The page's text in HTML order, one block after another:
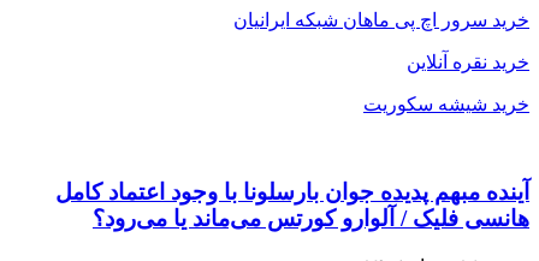
خرید سرور اچ پی ماهان شبکه ایرانیان
خرید نقره آنلاین
خرید شیشه سکوریت
آینده مبهم پدیده جوان بارسلونا با وجود اعتماد کامل
هانسی فلیک / آلوارو کورتس می‌ماند یا می‌رود؟